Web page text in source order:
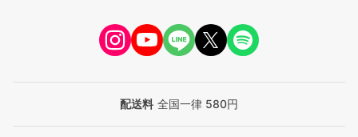
配送料 全国一律 580円